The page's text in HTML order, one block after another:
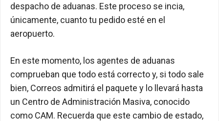
despacho de aduanas. Este proceso se incia,
únicamente, cuanto tu pedido esté en el
aeropuerto.
En este momento, los agentes de aduanas
comprueban que todo está correcto y, si todo sale
bien, Correos admitirá el paquete y lo llevará hasta
un Centro de Administración Masiva, conocido
como CAM. Recuerda que este cambio de estado,